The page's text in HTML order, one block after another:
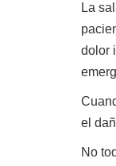
La
dolor
el
No
Mitch Sexner
una gran